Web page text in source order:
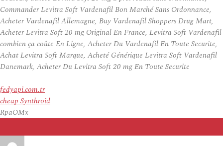
Commander Levitra Soft Vardenafil Bon Marché Sans Ordonnance,
Acheter Vardenafil Allemagne, Buy Vardenafil Shoppers Drug Mart,
Acheter Levitra Soft 20 mg Original En France, Levitra Soft Vardenafil
combien ça coûte En Ligne, Acheter Du Vardenafil En Toute Securite,
Achat Levitra Soft Marque, Acheté Générique Levitra Soft Vardenafil
Danemark, Acheter Du Levitra Soft 20 mg En Toute Securite
fedyapi.com.tr
cheap Synthroid
RpaOMx